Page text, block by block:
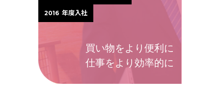
2016 年度入社
買い物をより便利に
仕事をより効率的に